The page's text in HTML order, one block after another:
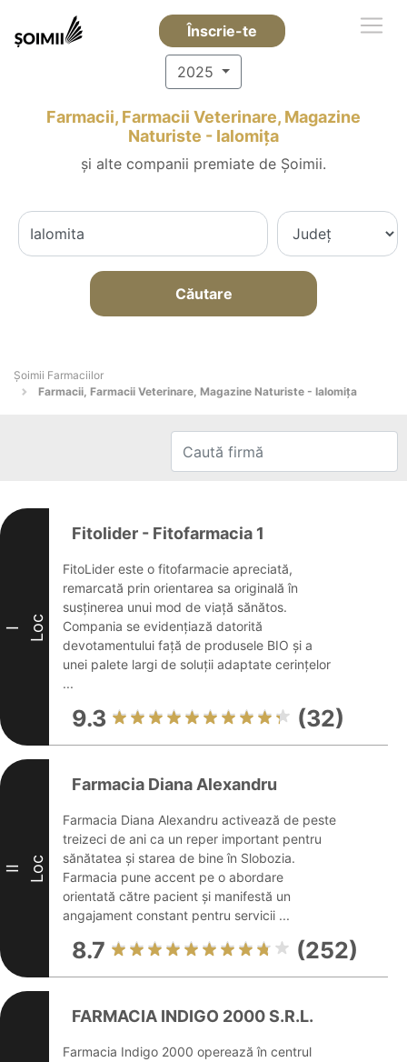
Înscrie-te
2025
Farmacii, Farmacii Veterinare, Magazine
Naturiste - Ialomiţa
și alte companii premiate de Șoimii.
Căutare
Şoimii Farmaciilor
Farmacii, Farmacii Veterinare, Magazine Naturiste - Ialomiţa
I Loc
Fitolider - Fitofarmacia 1
FitoLider este o fitofarmacie apreciată,
remarcată prin orientarea sa originală în
susținerea unui mod de viață sănătos.
Compania se evidențiază datorită
devotamentului față de produsele BIO și a
unei palete largi de soluții adaptate cerințelor
...
9.3 (32)
II Loc
Farmacia Diana Alexandru
Farmacia Diana Alexandru activează de peste
treizeci de ani ca un reper important pentru
sănătatea și starea de bine în Slobozia.
Farmacia pune accent pe o abordare
orientată către pacient și manifestă un
angajament constant pentru servicii ...
8.7 (252)
FARMACIA INDIGO 2000 S.R.L.
Farmacia Indigo 2000 operează în centrul